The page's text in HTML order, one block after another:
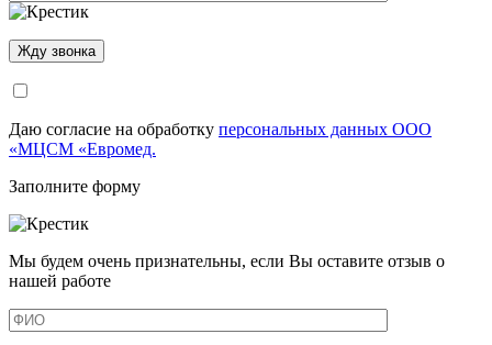
Даю согласие на обработку персональных данных ООО
«МЦСМ «Евромед.
Заполните форму
Мы будем очень признательны, если Вы оставите отзыв о
нашей работе